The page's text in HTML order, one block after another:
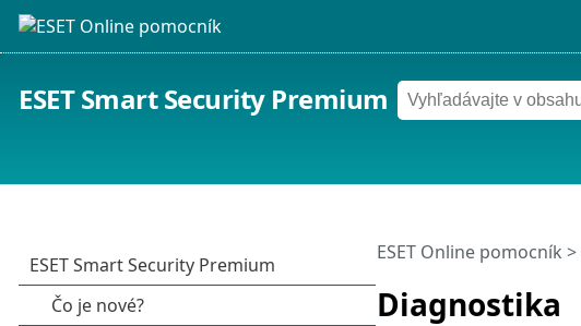
ESET Smart Security Premium
Diagnostika
ESET Online pomocník >